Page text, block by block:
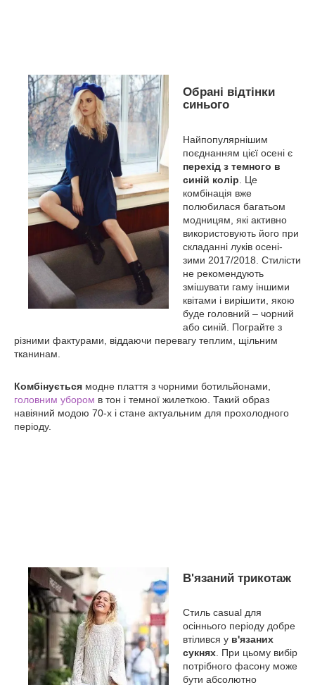
Обрані відтінки
синього
Найпопулярнішим
поєднанням цієї осені є
перехід з темного в
синій колір . Це
комбінація вже
полюбилася багатьом
модницям, які активно
використовують його при
складанні луків осені-
зими 2017/2018. Стилісти
не рекомендують
змішувати гаму іншими
квітами і вирішити, якою
буде головний – чорний
або синій. Пограйте з
різними фактурами, віддаючи перевагу теплим, щільним
тканинам.
Комбінується модне плаття з чорними ботильйонами,
головним убором в тон і темної жилеткою. Такий образ
навіяний модою 70-х і стане актуальним для прохолодного
періоду.
В'язаний трикотаж
Стиль casual для
осіннього періоду добре
втілився у в'язаних
сукнях. При цьому вибір
потрібного фасону може
бути абсолютно